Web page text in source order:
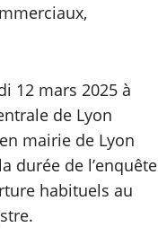
12 mars 2025 à
de Lyon
mairie de Lyon
durée de l’enquête
habituels au